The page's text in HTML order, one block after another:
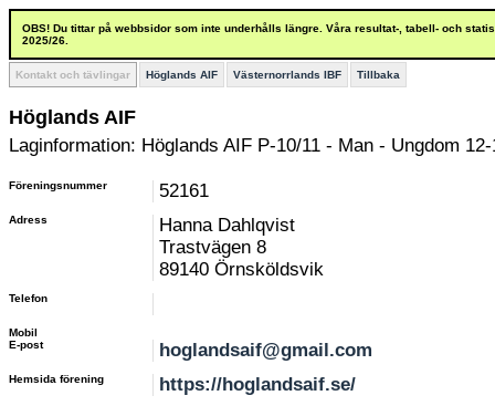
OBS! Du tittar på webbsidor som inte underhålls längre. Våra resultat-, tabell- och
2025/26.
Kontakt och tävlingar Höglands AIF Västernorrlands IBF Tillbaka
Höglands AIF
Laginformation: Höglands AIF P-10/11 - Man - Ungdom
Föreningsnummer 52161
Adress
Hanna Dahlqvist
Trastvägen 8
89140 Örnsköldsvik
Telefon
Mobil
E-post
hoglandsaif@gmail.com
Hemsida förening https://hoglandsaif.se/